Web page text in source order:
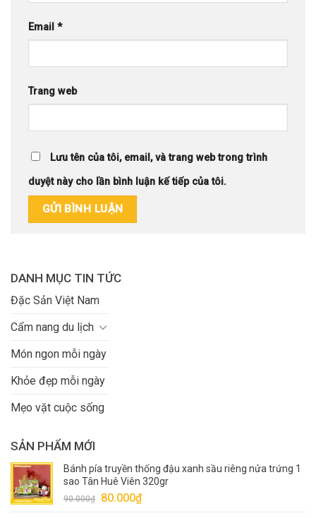
Email *
Trang web
Lưu tên của tôi, email, và trang web trong trình
duyệt này cho lần bình luận kế tiếp của tôi.
DANH MỤC TIN TỨC
Đặc Sản Việt Nam
Cẩm nang du lịch
Món ngon mỗi ngày
Khỏe đẹp mỗi ngày
Mẹo vặt cuộc sống
SẢN PHẨM MỚI
Bánh pía truyền thống đậu xanh sầu riêng nửa trứng 1
sao Tân Huê Viên 320gr
90.000₫
Giá
80.000₫Giá